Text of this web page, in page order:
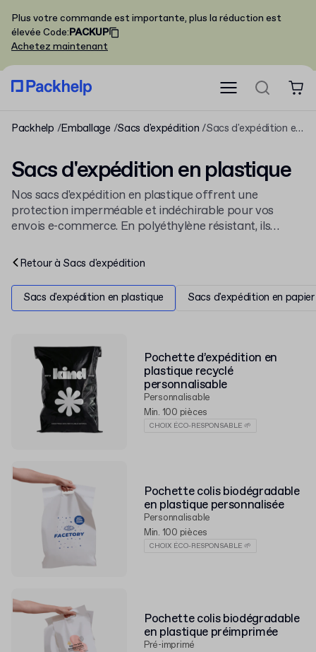
Plus votre commande est importante, plus la réduction est
élevée Code:PACKUP
Achetez maintenant
Packhelp Emballage Sacs d'expédition Sacs d'expédition en plastique
Sacs d'expédition en plastique
Nos sacs d'expédition en plastique offrent une
protection imperméable et indéchirable pour vos
envois e-commerce. En polyéthylène résistant, ils
fiable. Explorez aussi nos autres
trouver la solution adaptée à vos besoins.
Retour à Sacs d'expédition
Sacs d'expédition en plastique Sacs d'expédition en papier
Pochette d’expédition en
plastique recyclé
personnalisable
Personnalisable
Min. 100 pièces
CHOIX ÉCO-RESPONSABLE 🌱
Pochette colis biodégradable
en plastique personnalisée
Personnalisable
Min. 100 pièces
CHOIX ÉCO-RESPONSABLE 🌱
Pochette colis biodégradable
en plastique préimprimée
Pré-imprimé